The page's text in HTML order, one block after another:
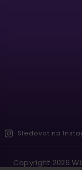
Sledovat na
Copyright 2026